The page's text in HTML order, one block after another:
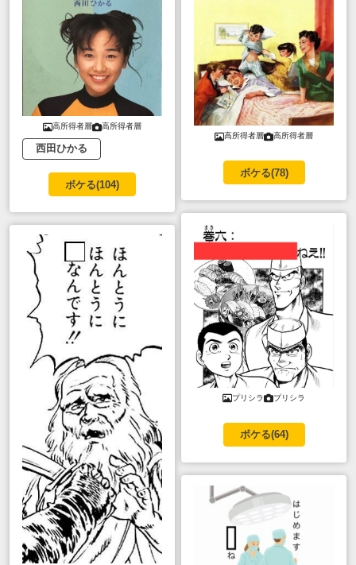
高所得者層 高所得者層
西田ひかる
ボケる(104)
高所得者層 高所得者層
ボケる(78)
プリシラ プリシラ
ボケる(64)